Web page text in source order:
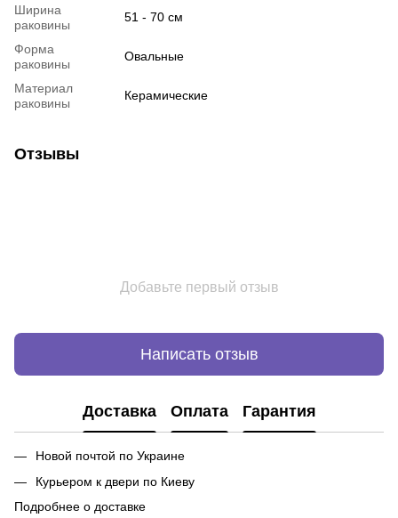
Ширина
раковины
51 - 70 см
Форма
раковины
Овальные
Материал
раковины
Керамические
Отзывы
Добавьте первый отзыв
Написать отзыв
Доставка Оплата Гарантия
Новой почтой по Украине
Курьером к двери по Киеву
Подробнее о доставке